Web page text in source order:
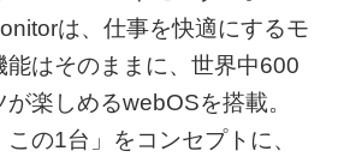
は、仕事を快適にするモ
能はそのままに、世界中600
楽しめるwebOSを搭載。
この1台」をコンセプトに、